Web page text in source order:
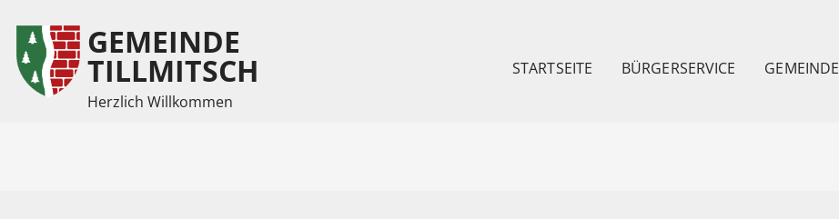
Inhalt
Accesskey
Hauptmenü
Accesskey
GEMEINDE
TILLMITSCH
Herzlich Willkommen
STARTSEITE BÜRGERSERVICE GEMEINDE